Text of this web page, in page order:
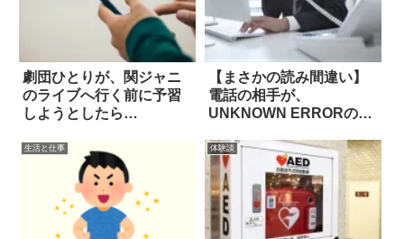
劇団ひとりが、関ジャニ
のライブへ行く前に予習
しようとしたら…
【まさかの読み間違い】
電話の相手が、
UNKNOWN ERRORのこ
生活と仕事 体験談